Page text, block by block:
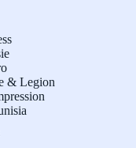
& Legion